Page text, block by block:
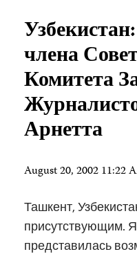
члена
Комитета
Арнетта
August 20, 2002 11:22
Ташкент,
присутствующим.
представилась